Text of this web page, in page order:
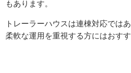
もあります。
トレーラーハウスは連棟対応では
柔軟な運用を重視する方にはおすす